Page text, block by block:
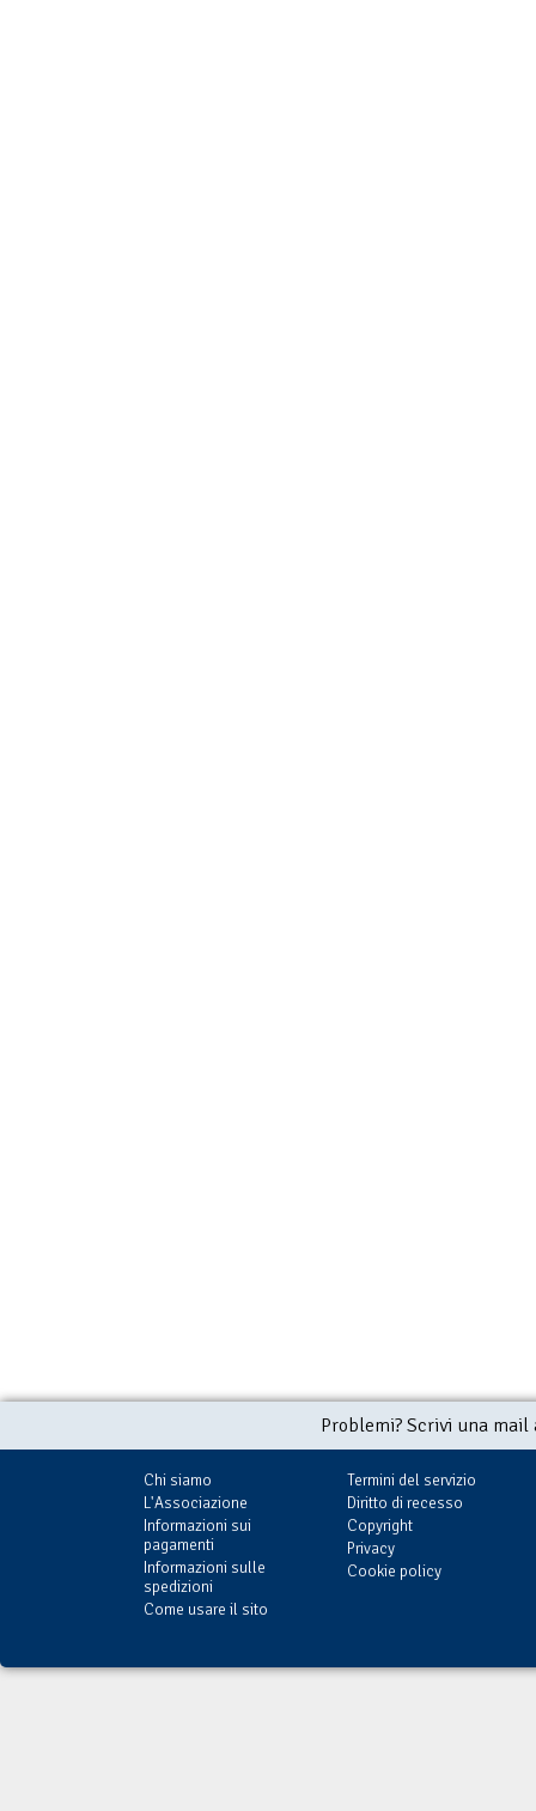
Problemi? Scrivi una
Chi siamo
L'Associazione
Informazioni sui
pagamenti
Informazioni sulle
spedizioni
Come usare il sito
Termini del servizio
Diritto di recesso
Copyright
Privacy
Cookie policy